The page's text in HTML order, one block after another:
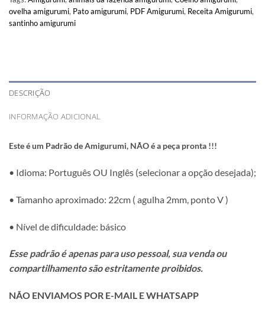
ovelha amigurumi, Pato amigurumi, PDF Amigurumi, Receita Amigurumi,
santinho amigurumi
DESCRIÇÃO
INFORMAÇÃO ADICIONAL
Este é um Padrão de Amigurumi, NÃO é a peça pronta !!!
• Idioma: Português OU Inglês (selecionar a opção desejada);
• Tamanho aproximado: 22cm ( agulha 2mm, ponto V )
• Nível de dificuldade: básico
Esse padrão é apenas para uso pessoal, sua venda ou
compartilhamento são estritamente proibidos.
NÃO ENVIAMOS POR E-MAIL E WHATSAPP